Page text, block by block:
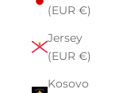
(EUR €)
Jersey
(EUR €)
Kosovo